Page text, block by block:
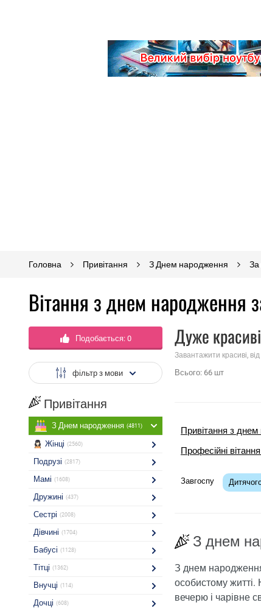
Головна Привітання З Днем народження За
Вітання з днем ​​народження
Подобається: 0
фільтр з мови
Привітання
З Днем народження (4811)
Жінці (2560)
Подрузі (2817)
Мамі (1608)
Дружині (437)
Сестрі (2008)
Дівчині (1704)
Бабусі (1128)
Тітці (1362)
Внучці (114)
Дочці (608)
Дуже
Завантажити красиві,
Всього: 66 шт
Привітання з
Професійні
Завгоспу
З днем
З днем
особистому житті.
вечерю і чарівне